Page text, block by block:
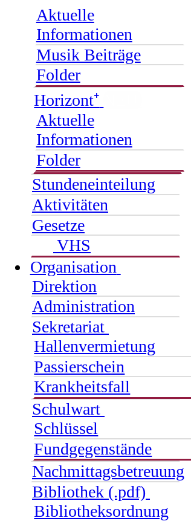
Aktuelle
Informationen
Musik Beiträge
Folder
Horizont⁺
Aktuelle
Informationen
Folder
Stundeneinteilung
Aktivitäten
Gesetze
VHS
Organisation
Direktion
Administration
Sekretariat
Hallenvermietung
Passierschein
Krankheitsfall
Schulwart
Schlüssel
Fundgegenstände
Nachmittagsbetreuung
Bibliothek (.pdf)
Bibliotheksordnung